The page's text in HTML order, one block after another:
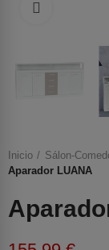
Inicio Sálon-
Aparador LUANA